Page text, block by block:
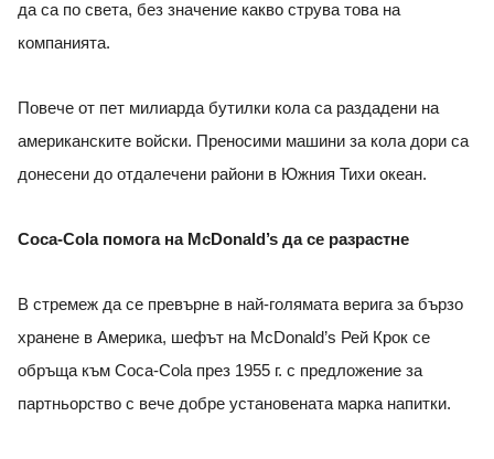
да са по света, без значение какво струва това на
компанията.
Повече от пет милиарда бутилки кола са раздадени на
американските войски. Преносими машини за кола дори са
донесени до отдалечени райони в Южния Тихи океан.
Coca-Cola помога на McDonald’s да се разрастне
В стремеж да се превърне в най-голямата верига за бързо
хранене в Америка, шефът на McDonald’s Рей Крок се
обръща към Coca-Cola през 1955 г. с предложение за
партньорство с вече добре установената марка напитки.